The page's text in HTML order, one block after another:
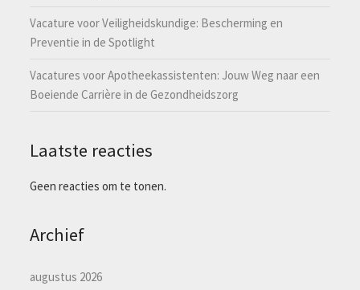
Vacature voor Veiligheidskundige: Bescherming en
Preventie in de Spotlight
Vacatures voor Apotheekassistenten: Jouw Weg naar een
Boeiende Carrière in de Gezondheidszorg
Laatste reacties
Geen reacties om te tonen.
Archief
augustus 2026